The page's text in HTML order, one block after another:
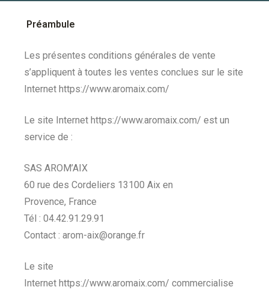
Préambule
Les présentes conditions générales de vente
s’appliquent à toutes les ventes conclues sur le site
Internet https://www.aromaix.com/
Le site Internet https://www.aromaix.com/ est un
service de :
SAS AROM’AIX
60 rue des Cordeliers 13100 Aix en
Provence, France
Tél : 04.42.91.29.91
Contact : arom-aix@orange.fr
Le site
Internet https://www.aromaix.com/ commercialise